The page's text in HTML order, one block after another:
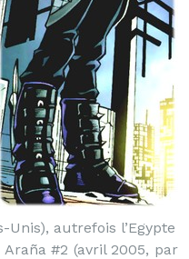
Unis), autrefois l’Egypte
Araña #2 (avril 2005, par